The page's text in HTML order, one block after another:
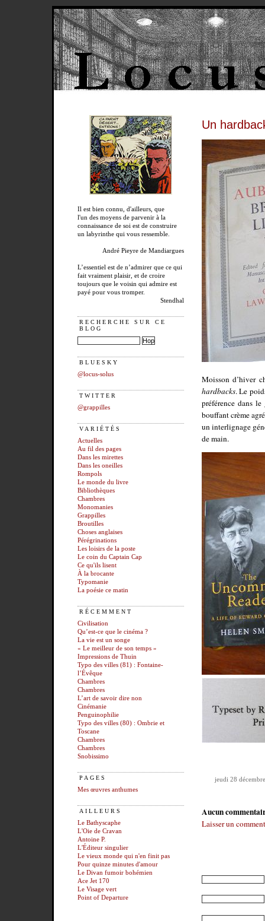
Il est bien connu, d'ailleurs, que
l'un des moyens de parvenir à la
connaissance de soi est de construire
un labyrinthe qui vous ressemble.
André Pieyre de Mandiargues
L’essentiel est de n’admirer que ce qui
fait vraiment plaisir, et de croire
toujours que le voisin qui admire est
payé pour vous tromper.
Stendhal
RECHERCHE SUR CE
BLOG
BLUESKY
@locus-solus
TWITTER
@grappilles
VARIÉTÉS
Actuelles
Au fil des pages
Dans les mirettes
Dans les oneilles
Rompols
Le monde du livre
Bibliothèques
Chambres
Monomanies
Grappilles
Broutilles
Choses anglaises
Pérégrinations
Les loisirs de la poste
Le coin du Captain Cap
Ce qu'ils lisent
À la brocante
Typomanie
La poésie ce matin
RÉCEMMENT
Civilisation
Qu’est-ce que le cinéma ?
La vie est un songe
« Le meilleur de son temps »
Impressions de Thuin
Typo des villes (81) : Fontaine-
l’Évêque
Chambres
Chambres
L’art de savoir dire non
Cinémanie
Penguinophilie
Typo des villes (80) : Ombrie et
Toscane
Chambres
Chambres
Snobissimo
PAGES
Mes œuvres anthumes
AILLEURS
Le Bathyscaphe
L'Oie de Cravan
Antoine P.
L'Éditeur singulier
Le vieux monde qui n'en finit pas
Pour quinze minutes d'amour
Le Divan fumoir bohémien
Ace Jet 170
Le Visage vert
Point of Departure
Un
Moisson d’hiver
hardbacks. Le
préférence dans
bouffant crème
un interlignage
de main.
jeudi 28
Aucun
Laisser un